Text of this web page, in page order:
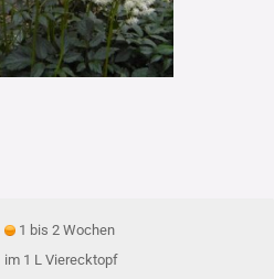
1 bis 2 Wochen
im 1 L Vierecktopf